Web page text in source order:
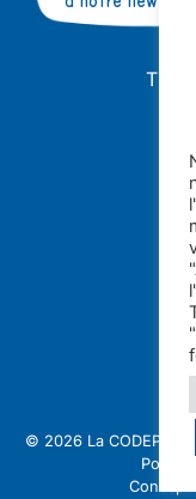
© 2026 La CODE